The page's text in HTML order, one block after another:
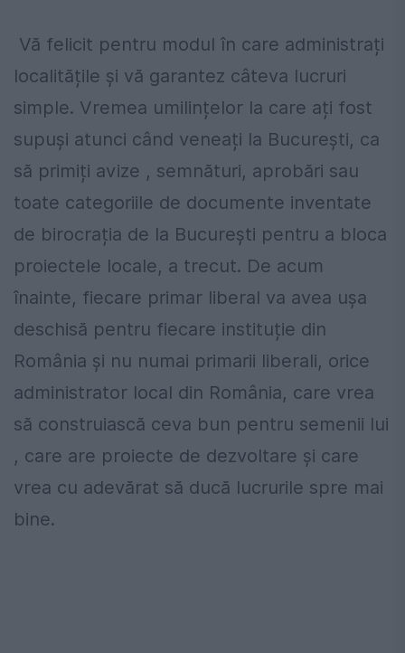
Vă felicit pentru modul în care administrați
localitățile și vă garantez câteva lucruri
simple. Vremea umilințelor la care ați fost
supuși atunci când veneați la București, ca
să primiți avize , semnături, aprobări sau
toate categoriile de documente inventate
de birocrația de la București pentru a bloca
proiectele locale, a trecut. De acum
înainte, fiecare primar liberal va avea ușa
deschisă pentru fiecare instituție din
România și nu numai primarii liberali, orice
administrator local din România, care vrea
să construiască ceva bun pentru semenii lui
, care are proiecte de dezvoltare și care
vrea cu adevărat să ducă lucrurile spre mai
bine.